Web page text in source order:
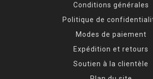
Conditions générales
Politique de
Modes de paiement
Expédition et retours
Soutien à la clientèle